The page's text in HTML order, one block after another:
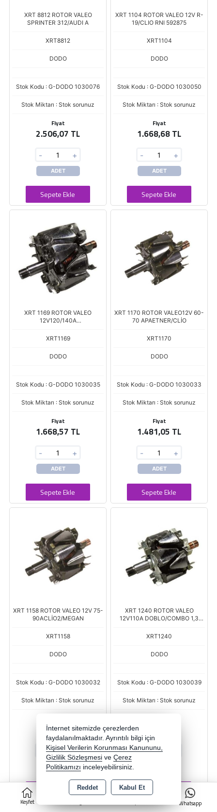
Keşfet
0
Whatsapp
XRT 8812 ROTOR VALEO
SPRINTER 312/AUDI A
XRT8812
DODO
Stok Kodu : G-DODO 1030076
Stok Miktarı : Stok sorunuz
Fiyat
2.506,07 TL
- +
ADET
Sepete Ekle
XRT 1104 ROTOR VALEO 12V R-
19/CLIO RNI 592875
XRT1104
DODO
Stok Kodu : G-DODO 1030050
Stok Miktarı : Stok sorunuz
Fiyat
1.668,68 TL
- +
ADET
Sepete Ekle
XRT 1169 ROTOR VALEO
12V120/140A
XRT1169
DODO
Stok Kodu : G-DODO 1030035
Stok Miktarı : Stok sorunuz
Fiyat
1.668,57 TL
- +
ADET
Sepete Ekle
XRT 1170 ROTOR VALEO12V 60-
70 APAETNER/CLİO
XRT1170
DODO
Stok Kodu : G-DODO 1030033
Stok Miktarı : Stok sorunuz
Fiyat
1.481,05 TL
- +
ADET
Sepete Ekle
XRT 1158 ROTOR VALEO 12V 75-
90ACLİO2/MEGAN
XRT1158
DODO
Stok Kodu : G-DODO 1030032
Stok Miktarı : Stok sorunuz
1.490,47 TL
+
ADET
XRT 1240 ROTOR VALEO
12V110A DOBLO/COMBO 1,3
XRT1240
DODO
Stok Kodu : G-DODO 1030039
Stok Miktarı : Stok sorunuz
1.383,44 TL
-
Sepete Ekle
İnternet sitemizde çerezlerden
faydalanılmaktadır. Ayrıntılı bilgi için
Kişisel Verilerin Korunması Kanununu,
Gizlilik Sözleşmesi ve Çerez
Politikamızı inceleyebilirsiniz.
Reddet Kabul Et